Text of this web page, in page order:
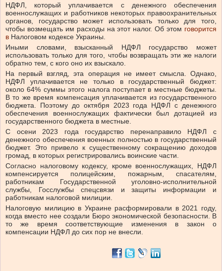
НДФЛ, который уплачивается с денежного обеспечения
военнослужащих и работников некоторых правоохранительных
органов, государство может использовать только для того,
чтобы возмещать им расходы на этот налог. Об этом говорится
в Налоговом кодексе Украины.
Иными словами, взысканный НДФЛ государство может
использовать только для того, чтобы возвращать эти же налоги
обратно тем, с кого оно их взыскало.
На первый взгляд, эта операция не имеет смысла. Однако,
НДФЛ уплачивается не только в государственный бюджет:
около 64% суммы этого налога поступает в местные бюджеты.
В то же время компенсация уплачивается из государственного
бюджета. Поэтому до октября 2023 года НДФЛ с денежного
обеспечения военнослужащих фактически был дотацией из
государственного бюджета в местные.
С осени 2023 года государство перенаправило НДФЛ с
денежного обеспечения военных полностью в государственный
бюджет. Это привело к существенному сокращению доходов
громад, в которых регистрировались воинские части.
Согласно налоговому кодексу, кроме военнослужащих, НДФЛ
компенсируется полицейским, пожарным, спасателям,
работникам Государственной уголовно-исполнительной
службы, Госслужбы спецсвязи и защиты информации и
работникам налоговой милиции.
Налоговую милицию в Украине расформировали в 2021 году,
когда вместо нее создали Бюро экономической безопасности. В
то же время соответствующие изменения в закон о
компенсации НДФЛ до сих пор не внесли.